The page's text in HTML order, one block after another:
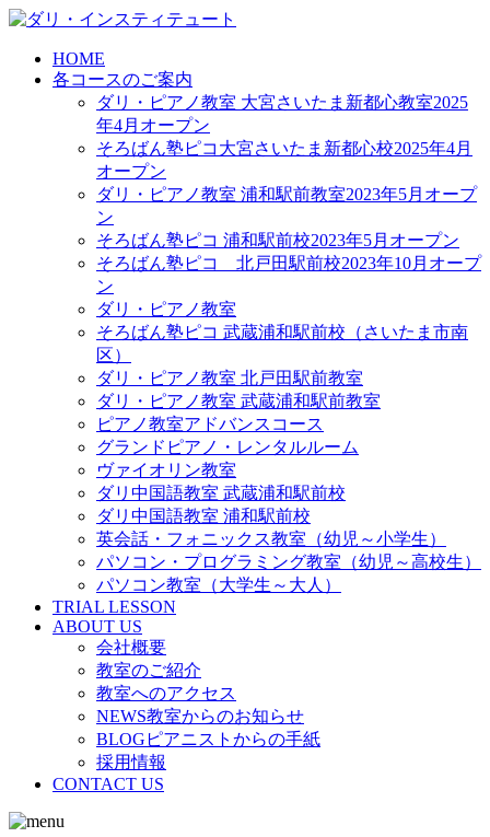
HOME
各コースのご案内
ダリ・ピアノ教室 大宮さいたま新都心教室2025
年4月オープン
そろばん塾ピコ大宮さいたま新都心校2025年4月
オープン
ダリ・ピアノ教室 浦和駅前教室2023年5月オープ
ン
そろばん塾ピコ 浦和駅前校2023年5月オープン
そろばん塾ピコ 北戸田駅前校2023年10月オープ
ン
ダリ・ピアノ教室
そろばん塾ピコ 武蔵浦和駅前校（さいたま市南
区）
ダリ・ピアノ教室 北戸田駅前教室
ダリ・ピアノ教室 武蔵浦和駅前教室
ピアノ教室アドバンスコース
グランドピアノ・レンタルルーム
ヴァイオリン教室
ダリ中国語教室 武蔵浦和駅前校
ダリ中国語教室 浦和駅前校
英会話・フォニックス教室（幼児～小学生）
パソコン・プログラミング教室（幼児～高校生）
パソコン教室（大学生～大人）
TRIAL LESSON
ABOUT US
会社概要
教室のご紹介
教室へのアクセス
NEWS教室からのお知らせ
BLOGピアニストからの手紙
採用情報
CONTACT US